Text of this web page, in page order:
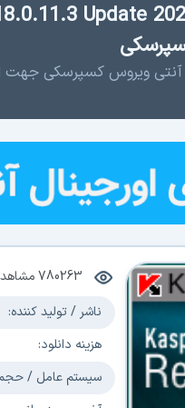
آنتی ویروس کسپرسکی
780263
ناشر / تولید کننده:
هزینه دانلود:
سیستم عامل /